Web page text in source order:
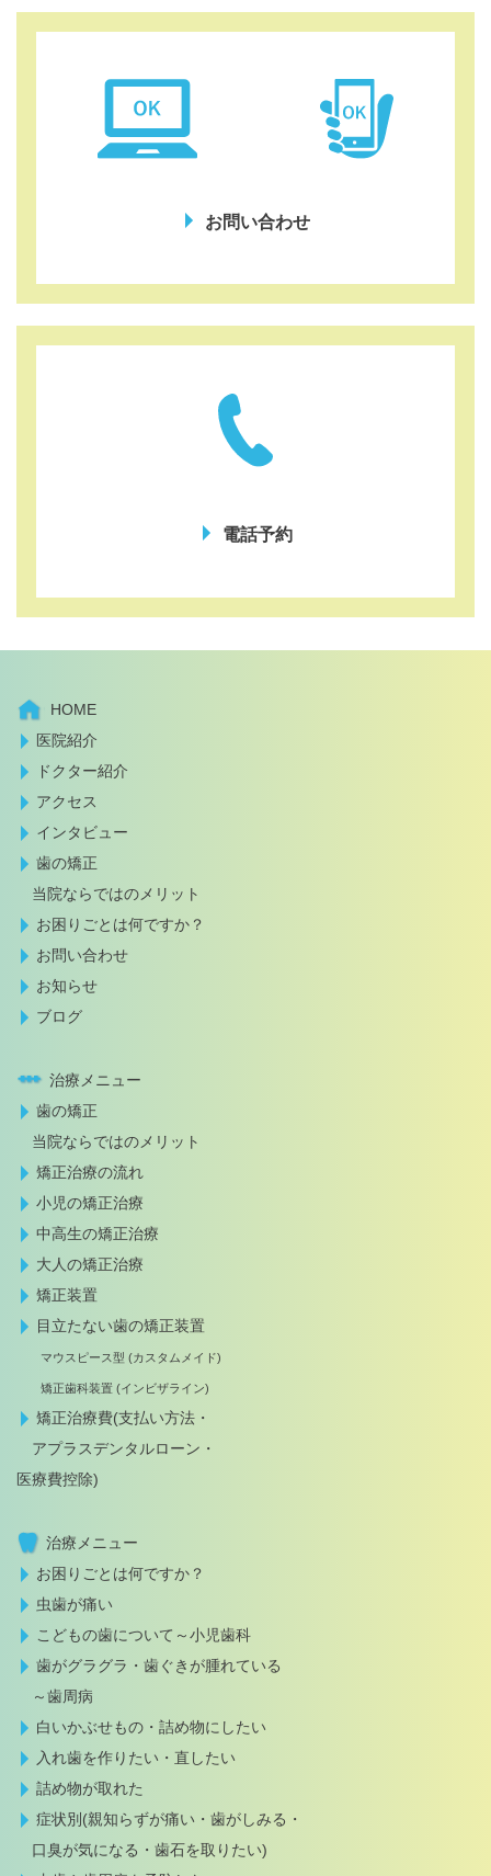
お問い合わせ
電話予約
HOME
医院紹介
ドクター紹介
アクセス
インタビュー
歯の矯正
当院ならではのメリット
お困りごとは何ですか？
お問い合わせ
お知らせ
ブログ
治療メニュー
歯の矯正
当院ならではのメリット
矯正治療の流れ
小児の矯正治療
中高生の矯正治療
大人の矯正治療
矯正装置
目立たない歯の矯正装置
マウスピース型 (カスタムメイド)
矯正歯科装置 (インビザライン)
矯正治療費(支払い方法・
アプラスデンタルローン・
医療費控除)
治療メニュー
お困りごとは何ですか？
虫歯が痛い
こどもの歯について～小児歯科
歯がグラグラ・歯ぐきが腫れている
～歯周病
白いかぶせもの・詰め物にしたい
入れ歯を作りたい・直したい
詰め物が取れた
症状別(親知らずが痛い・歯がしみる・
口臭が気になる・歯石を取りたい)